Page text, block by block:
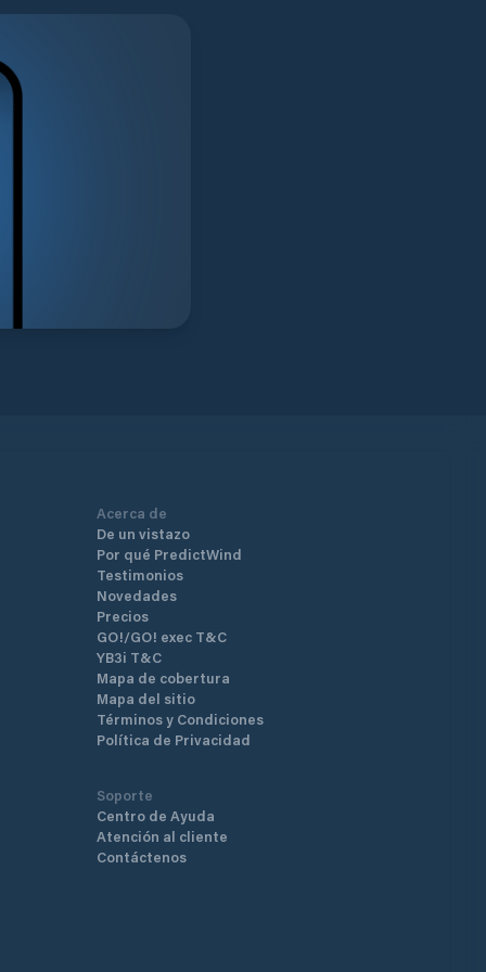
Acerca de
De un vistazo
Por qué PredictWind
Testimonios
Novedades
Precios
GO!/GO! exec T&C
YB3i T&C
Mapa de cobertura
Mapa del sitio
Términos y Condiciones
Política de Privacidad
Soporte
Centro de Ayuda
Atención al cliente
Contáctenos